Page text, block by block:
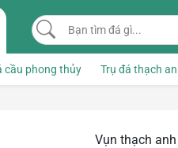
Bạn tìm đá gì...
cầu phong thủy Trụ đá thạch
Vụn thạch